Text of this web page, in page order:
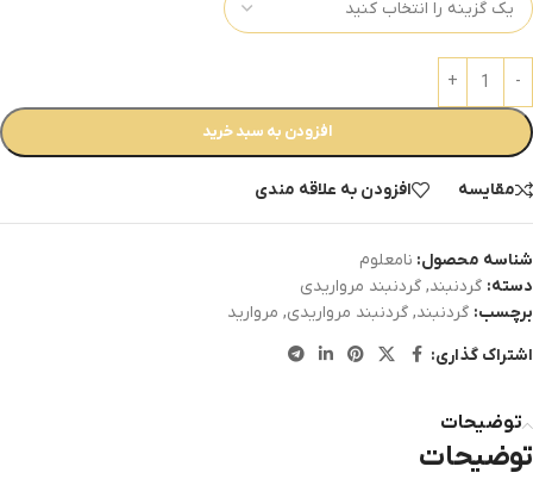
افزودن به سبد خرید
مقایسه افزودن به علاقه مندی
شناسه محصول: نامعلوم
دسته: گردنبند, گردنبند مرواریدی
برچسب: گردنبند, گردنبند مرواریدی, مروارید
اشتراک گذاری:
توضیحات
توضیحات